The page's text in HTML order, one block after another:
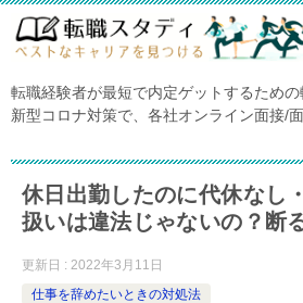
転職経験者が最短で内定ゲットするため
新型コロナ対策で、各社オンライン面接/
休日出勤したのに代休なし
扱いは違法じゃないの？断
更新日 : 2022年3月11日
仕事を辞めたいときの対処法